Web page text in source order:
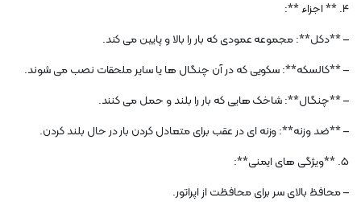
4. ** اجزاء **:
– **دکل**: مجموعه عمودی که بار را بالا و پایین می کند.
– **کالسکه**: سکویی که در آن چنگال ها یا سایر ملحقات نصب می شوند.
– **چنگال**: شاخک هایی که بار را بلند و حمل می کنند.
– **ضد وزنه**: وزنه ای در عقب برای متعادل کردن بار در حال بلند کردن.
5. **ویژگی های ایمنی**:
– محافظ بالای سر برای محافظت از اپراتور.